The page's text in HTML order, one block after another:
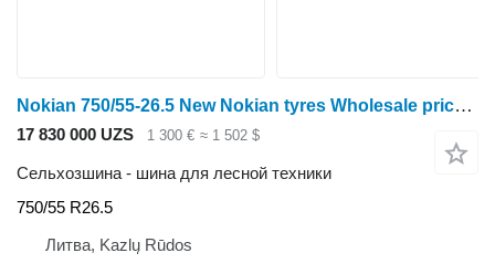
Nokian 750/55-26.5 New Nokian tyres Wholesale prices!
17 830 000 UZS 1 300 € ≈ 1 502 $
Сельхозшина - шина для лесной техники
750/55 R26.5
Литва, Kazlų Rūdos